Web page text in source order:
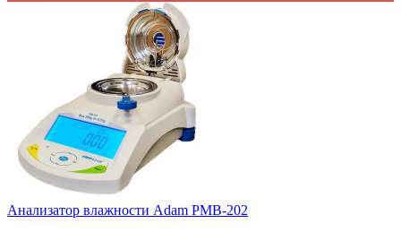
Анализатор влажности Adam PMB-202